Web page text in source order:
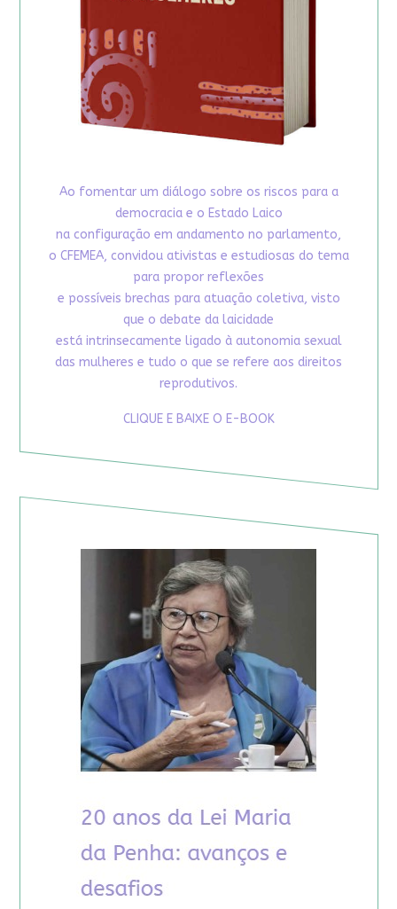
Ao fomentar um diálogo sobre os riscos para a
democracia e o Estado Laico
na configuração em andamento no parlamento,
o CFEMEA, convidou ativistas e estudiosas do tema
para propor reflexões
e possíveis brechas para atuação coletiva, visto
que o debate da laicidade
está intrinsecamente ligado à autonomia sexual
das mulheres e tudo o que se refere aos direitos
reprodutivos.
CLIQUE E BAIXE O E-BOOK